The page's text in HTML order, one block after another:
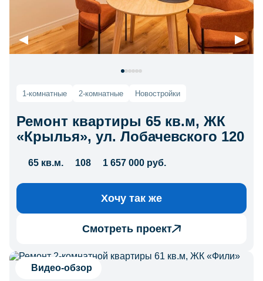
1-комнатные 2-комнатные Новостройки
Ремонт квартиры 65 кв.м, ЖК
«Крылья», ул. Лобачевского 120
65 кв.м. 108 1 657 000 руб.
Хочу так же
Смотреть проект
Видео-обзор